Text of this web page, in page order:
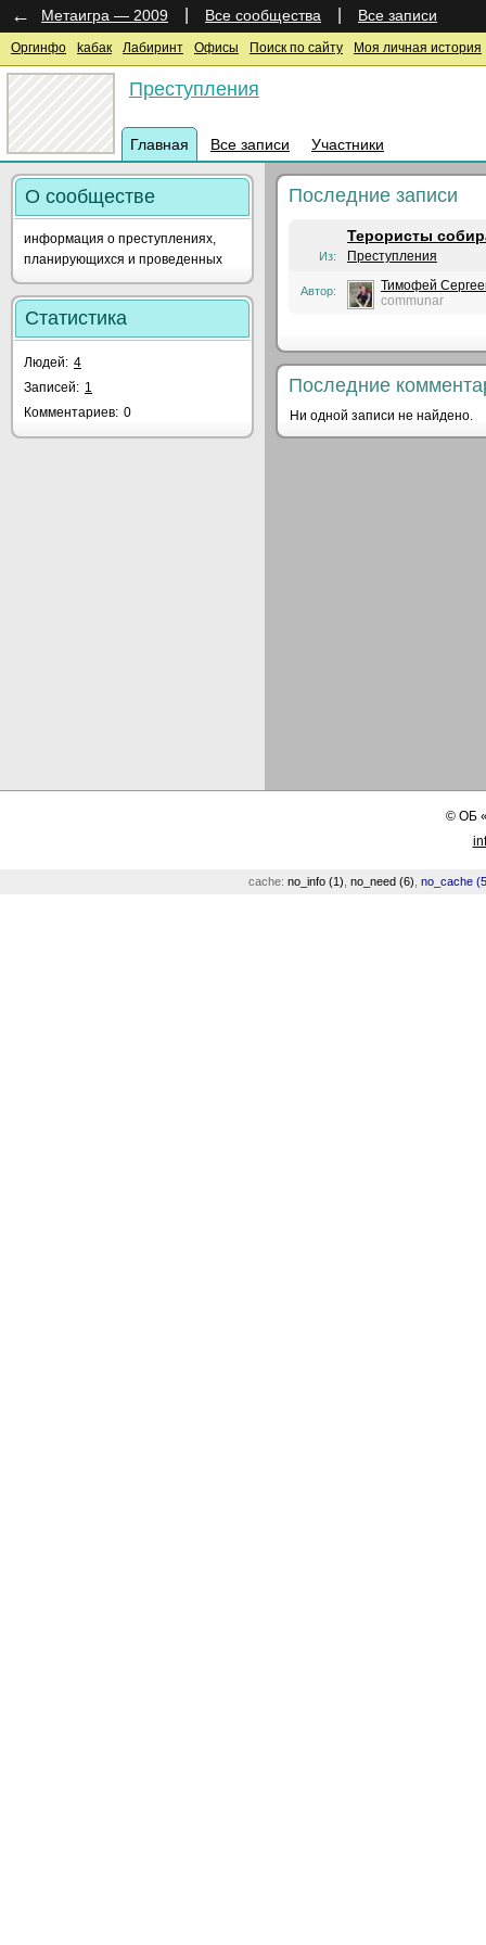
← Метаигра — 2009 Все сообщества Все записи
Оргинфо kaбак Лабиринт Офисы Поиск по сайту Моя личная история
Преступления
Главная Все записи Участники
О сообществе
информация о преступлениях,
планирующихся и проведенных
Статистика
Людей: 4
Записей: 1
Комментариев: 0
Последние записи
Терористы
Из: Преступления
Автор:
Тимофей
communar
Последние
Ни одной записи не найдено.
©ОБ
cache: no_info (1) no_need (6) no_cache